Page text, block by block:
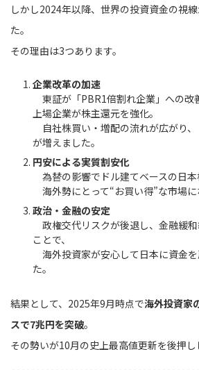
しかし2024年以降、世界の投資資金の視
た。
その理由は3つあります。
企業改革の加速
東証が「PBR1倍割れ企業」への改
上場企業が株主還元を強化。
自社株買い・増配の流れが広がり、
が増えました。
円安による実質割安化
為替の影響でドル建てベースの日本
海外勢にとって“お買い得”な市場に
政治・金融の安定
政権交代リスクが後退し、金融緩
ことで、
海外投資家が安心して日本に資金
た。
結果として、2025年9月時点で海外投資家
スで7兆円を突破。
その勢いが10月の史上最高値更新を後押し